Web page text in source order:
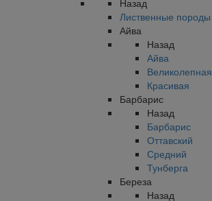
Назад
Лиственные породы
Айва
Назад
Айва
Великолепная
Красивая
Барбарис
Назад
Барбарис
Оттавский
Средний
Тунберга
Береза
Назад